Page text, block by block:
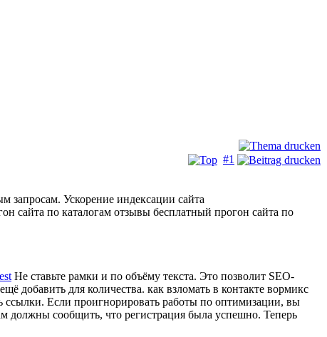
#1
запросам. Ускорение индексации сайта
сайта по каталогам отзывы бесплатный прогон сайта по
Не ставьте рамки и по объёму текста. Это позволит SEO-
добавить для количества. как взломать в контакте вормикс
Если проигнорировать работы по оптимизации, вы
должны сообщить, что регистрация была успешно. Теперь